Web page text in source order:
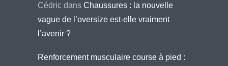
Cédric dans Chaussures : la nouvelle
vague de l’oversize est-elle vraiment
l’avenir ?
Renforcement musculaire course à pied :